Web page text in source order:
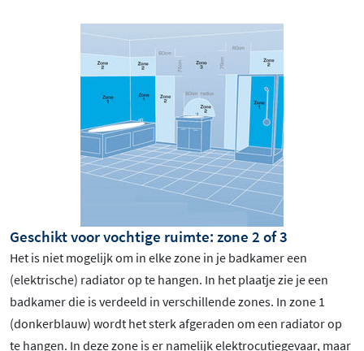
Geschikt voor vochtige ruimte: zone 2 of 3
Het is niet mogelijk om in elke zone in je badkamer een
(elektrische) radiator op te hangen. In het plaatje zie je een
badkamer die is verdeeld in verschillende zones. In zone 1
(donkerblauw) wordt het sterk afgeraden om een radiator op
te hangen. In deze zone is er namelijk elektrocutiegevaar, maar